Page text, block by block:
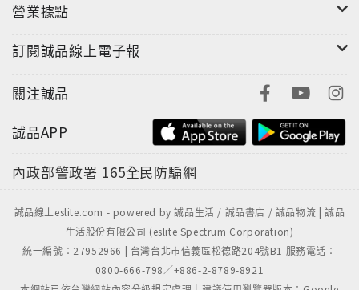
營業據點
訂閱誠品線上電子報
關注誠品
誠品APP
內政部警政署 165全民防騙網
誠品線上eslite.com - powered by 誠品生活 / 誠品書店 / 誠品物流 | 誠品
生活股份有限公司 (eslite Spectrum Corporation)
統一編號：27952966 | 台灣台北市信義區松德路204號B1 服務電話：
0800-666-798／+886-2-8789-8921